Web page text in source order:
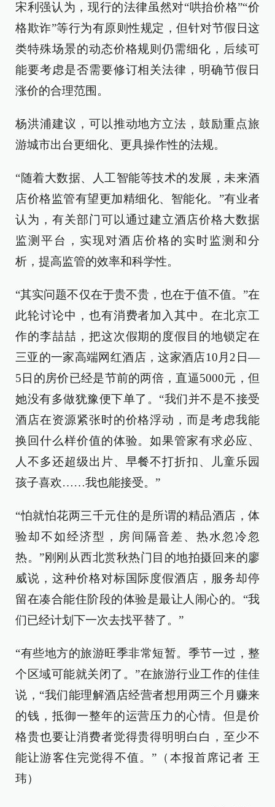
宋利强认为，现行的法律虽然对“哄抬价格”“价
格欺诈”等行为有原则性规定，但针对节假日这
类特殊场景的动态价格规则仍需细化，后续可
能要考虑是否需要修订相关法律，明确节假日
涨价的合理范围。
杨洪浦建议，可以推动地方立法，鼓励重点旅
游城市出台更细化、更具操作性的法规。
“随着大数据、人工智能等技术的发展，未来酒
店价格监管有望更加精细化、智能化。”有业者
认为，有关部门可以通过建立酒店价格大数据
监测平台，实现对酒店价格的实时监测和分
析，提高监管的效率和科学性。
“其实问题不仅在于贵不贵，也在于值不值。”在
此轮讨论中，也有消费者加入其中。在北京工
作的李喆喆，把这次假期的度假目的地锁定在
三亚的一家高端网红酒店，这家酒店10月2日—
5日的房价已经是节前的两倍，直逼5000元，但
她没有多做犹豫便下单了。“我们并不是不接受
酒店在资源紧张时的价格浮动，而是考虑我能
换回什么样价值的体验。如果管家有求必应、
人不多还超级出片、早餐不打折扣、儿童乐园
孩子喜欢……我也能接受。”
“怕就怕花两三千元住的是所谓的精品酒店，体
验却不如经济型，房间隔音差、热水忽冷忽
热。”刚刚从西北赏秋热门目的地拍摄回来的廖
威说，这种价格对标国际度假酒店，服务却停
留在凑合能住阶段的体验是最让人闹心的。“我
们已经计划下一次去找平替了。”
“有些地方的旅游旺季非常短暂。季节一过，整
个区域可能就关闭了。”在旅游行业工作的佳佳
说，“我们能理解酒店经营者想用两三个月赚来
的钱，抵御一整年的运营压力的心情。但是价
格贵也要让消费者觉得贵得明明白白，至少不
能让游客住完觉得不值。”（本报首席记者 王
玮）